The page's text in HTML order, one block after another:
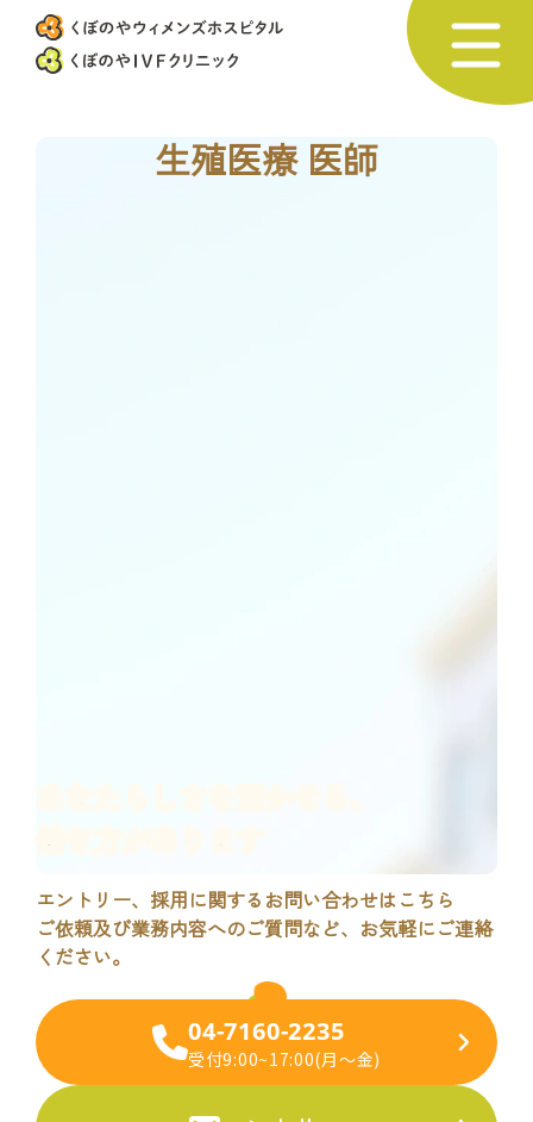
生殖医療 医師
各職種確認用ページ
あなたらしさ
働き方があります
エントリー、採用に関するお問い合わせはこちら
ご依頼及び業務内容へのご質問など、お気軽にご連絡
ください。
04-7160-2235
受付9:00~17:00(月～金)